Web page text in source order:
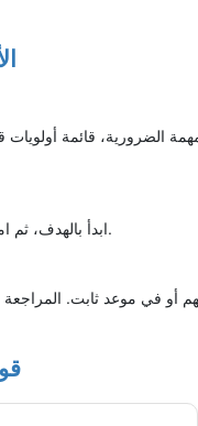
الضرورية، قائمة
ابدأ بالهدف، ثم املأ الأقسام بالترتيب. ركز على التفاصيل التي تساعدك على اتخاذ قرار أو متابعة خطوة عملية.